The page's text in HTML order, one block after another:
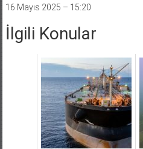
16 Mayıs 2025 – 15:20
İlgili Konular